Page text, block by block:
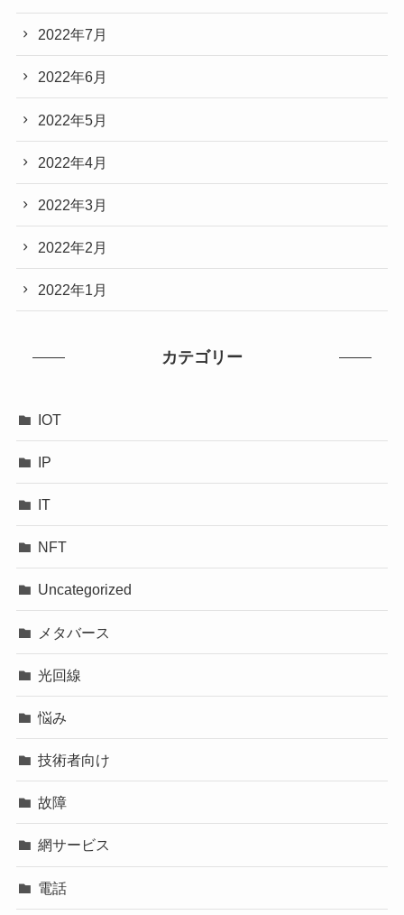
2022年7月
2022年6月
2022年5月
2022年4月
2022年3月
2022年2月
2022年1月
カテゴリー
IOT
IP
IT
NFT
Uncategorized
メタバース
光回線
悩み
技術者向け
故障
網サービス
電話